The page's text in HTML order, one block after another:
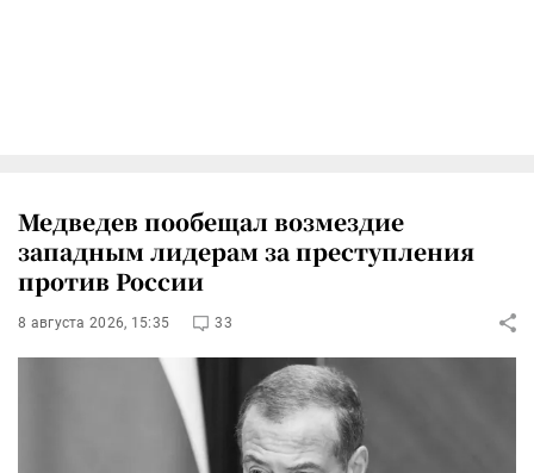
Медведев пообещал возмездие
западным лидерам за преступления
против России
8 августа 2026, 15:35 33